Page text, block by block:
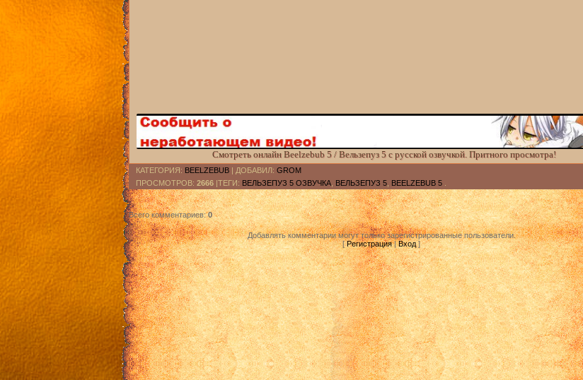
Смотреть онлайн Beelzebub 5 / Вельзепуз 5 с русской озвучкой. Притного просмотра!
КАТЕГОРИЯ: BEELZEBUB | ДОБАВИЛ: GROM
ПРОСМОТРОВ: 2666 |ТЕГИ: ВЕЛЬЗЕПУЗ 5 ОЗВУЧКА ВЕЛЬЗЕПУЗ 5 BEELZEBUB 5
Всего комментариев:0
Добавлять комментарии могут только зарегистрированные пользователи.
[Регистрация|Вход]